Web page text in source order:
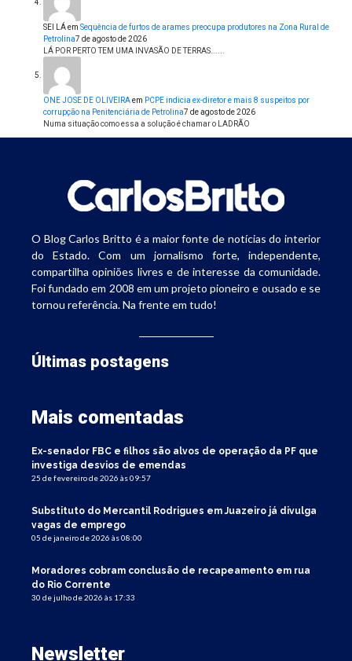
SEI LÁem Sequência de furtos de arames preocupa produtores na Zona Rural de
Petrolina7 de agosto de 2026
LÁ POR PERTO TEM UMA INVASÃO DE TERRAS......
ONE JOSE DE OLIVEIRAem PCPE indicia ex-diretor e mais 8 suspeitos por
corrupção na Penitenciária de Petrolina7 de agosto de 2026
Numa situação como essa a solução é chamar o LADRÃO
O Blog Carlos Britto é a maior fonte de notícias do interior
do Estado. Com um jornalismo forte, independente,
compartilha opiniões livres e de interesse da comunidade.
Foi fundado em 2008 em um projeto pioneiro e ousado e se
tornou referência. Na frente em tudo!
Últimas postagens
Mais comentadas
Ex-senador FBC e filhos são alvos de operação da PF que
investiga desvios de emendas
25 de fevereiro de 2026 às 09:57
Substituto do Mercantil Rodrigues em Juazeiro já divulga
vagas de emprego
05 de janeiro de 2026 às 08:00
Moradores cobram conclusão de recapeamento em rua
do Rio Corrente
30 de julho de 2026 às 17:33
Newsletter